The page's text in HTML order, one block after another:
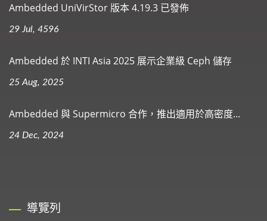
Ambedded UniVirStor 版本 4.19.3 已發佈
29 Jul, 4596
Ambedded 於 INTI Asia 2025 展示企業級 Ceph 儲存
25 Aug, 2025
Ambedded 與 Supermicro 合作，推出適用於高密度...
24 Dec, 2024
導覽列